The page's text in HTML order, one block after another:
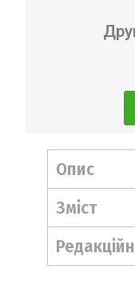
Опис
Зміст